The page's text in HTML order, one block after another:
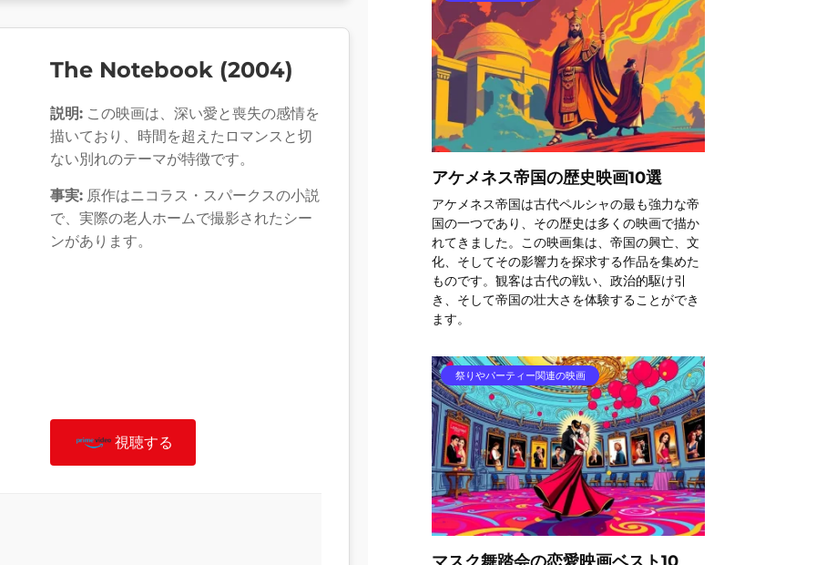
The Notebook (2004)
説明: この映画は、深い愛と喪失の感情を
描いており、時間を超えたロマンスと切
ない別れのテーマが特徴です。
事実: 原作はニコラス・スパークスの小説
で、実際の老人ホームで撮影されたシー
ンがあります。
視聴する
アケメネス帝国の歴史映画10選
アケメネス帝国は古代ペルシャの最も強力な帝
国の一つであり、その歴史は多くの映画で描か
れてきました。この映画集は、帝国の興亡、文
化、そしてその影響力を探求する作品を集めた
ものです。観客は古代の戦い、政治的駆け引
き、そして帝国の壮大さを体験することができ
ます。
祭りやパーティー関連の映画
マスク舞踏会の恋愛映画ベスト10